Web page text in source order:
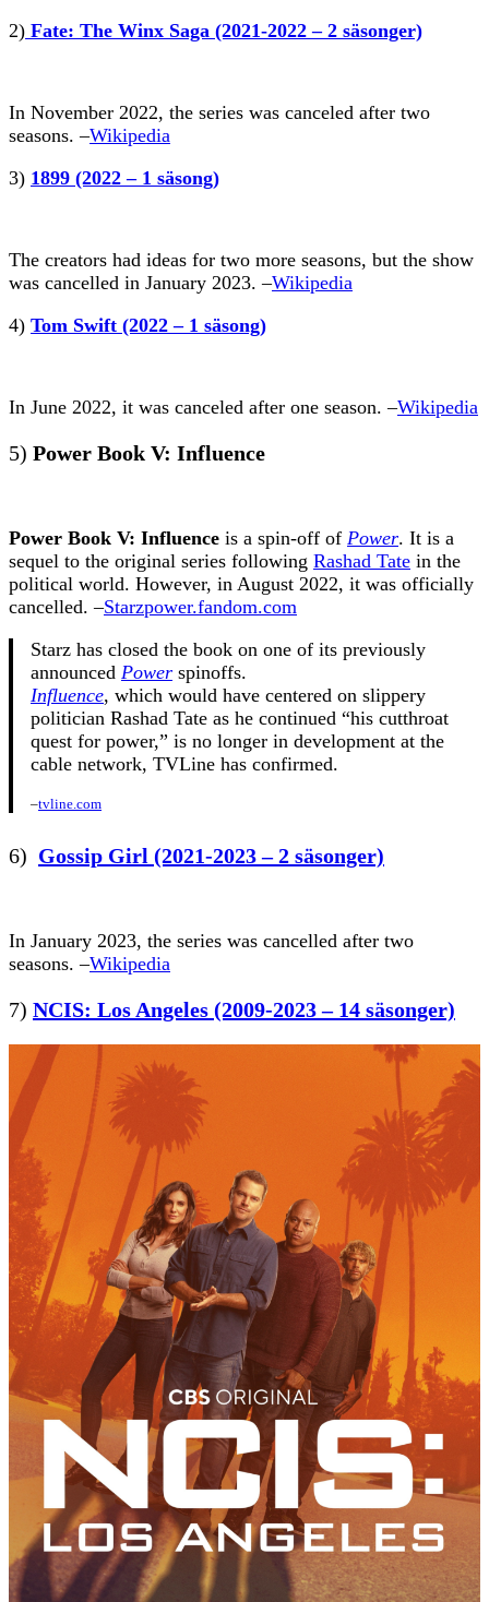
2) Fate: The Winx Saga (2021-2022 – 2 säsonger)
In November 2022, the series was canceled after two
seasons. –Wikipedia
3) 1899 (2022 – 1 säsong)
The creators had ideas for two more seasons, but the show
was cancelled in January 2023. –Wikipedia
4) Tom Swift (2022 – 1 säsong)
In June 2022, it was canceled after one season. –Wikipedia
5) Power Book V: Influence
Power Book V: Influence is a spin-off of Power. It is a
sequel to the original series following Rashad Tate in the
political world. However, in August 2022, it was officially
cancelled. –Starzpower.fandom.com
Starz has closed the book on one of its previously
announced Power spinoffs.
Influence, which would have centered on slippery
politician Rashad Tate as he continued “his cutthroat
quest for power,” is no longer in development at the
cable network, TVLine has confirmed.
–tvline.com
6) Gossip Girl (2021-2023 – 2 säsonger)
In January 2023, the series was cancelled after two
seasons. –Wikipedia
7) NCIS: Los Angeles (2009-2023 – 14 säsonger)